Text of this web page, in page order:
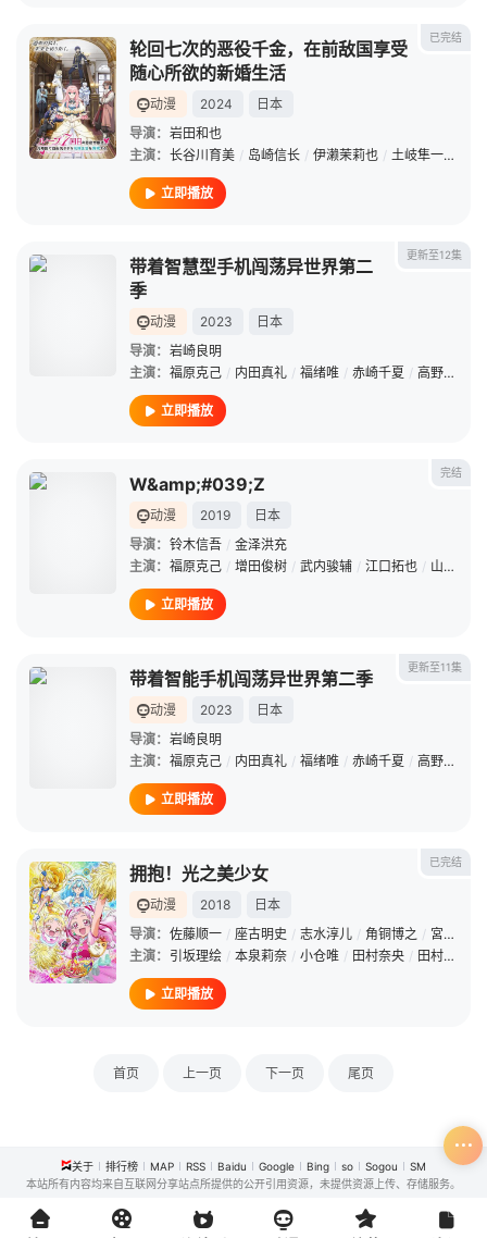
已完结
轮回七次的恶役千金，在前敌国享受
随心所欲的新婚生活
动漫 2024
日本
导演： 岩田和也
主演： 长谷川育美 / 岛崎信长 / 伊濑茉莉也 / 土岐隼一 /
立即播放
更新至12集
带着智慧型手机闯荡异世界第二
季
动漫 2023
日本
导演： 岩崎良明
主演： 福原克己 / 内田真礼 / 福绪唯 / 赤崎千夏 / 高野麻里佳
立即播放
完结
W&amp;#039;Z
动漫 2019
日本
导演： 铃木信吾 / 金泽洪充
主演： 福原克己 / 增田俊树 / 武内骏辅 / 江口拓也 / 山上佳之介
立即播放
更新至11集
带着智能手机闯荡异世界第二季
动漫 2023
日本
导演： 岩崎良明
主演： 福原克己 / 内田真礼 / 福绪唯 / 赤崎千夏 / 高野麻里佳
立即播放
已完结
拥抱！光之美少女
动漫 2018
日本
导演： 佐藤顺一 / 座古明史 / 志水淳儿 / 角铜博之 / 宮元宏彰
主演： 引坂理绘 / 本泉莉奈 / 小仓唯 / 田村奈央 / 田村由香里
立即播放
首页 上一页 下一页 尾页
关于 排行榜 MAP RSS Baidu Google Bing so Sogou
SM
本站所有内容均来自互联网分享站点所提供的公开引用资源，未提供资源上传、存储服务。